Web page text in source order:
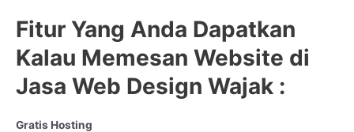
Fitur Yang Anda Dapatkan
Kalau Memesan Website di
Jasa Web Design Wajak :
Gratis Hosting